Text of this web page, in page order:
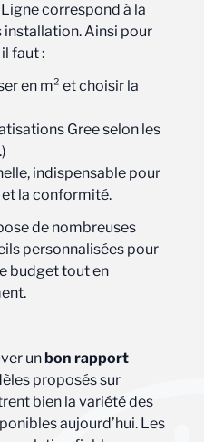
correspond à la
Ainsi pour
faut :
en m² et choisir la
Gree selon les
indispensable pour
la conformité.
de nombreuses
personnalisées pour
budget tout en
un bon rapport
proposés sur
bien la variété des
aujourd’hui. Les